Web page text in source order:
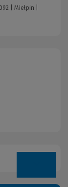
| Miełpin |